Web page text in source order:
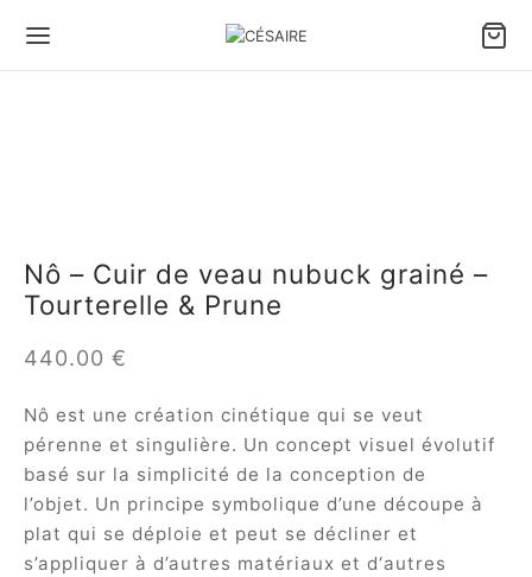
Nô – Cuir de veau nubuck grainé –
Tourterelle & Prune
440.00 €
Nô est une création cinétique qui se veut
pérenne et singulière. Un concept visuel évolutif
basé sur la simplicité de la conception de
l’objet. Un principe symbolique d’une découpe à
plat qui se déploie et peut se décliner et
s’appliquer à d’autres matériaux et d‘autres